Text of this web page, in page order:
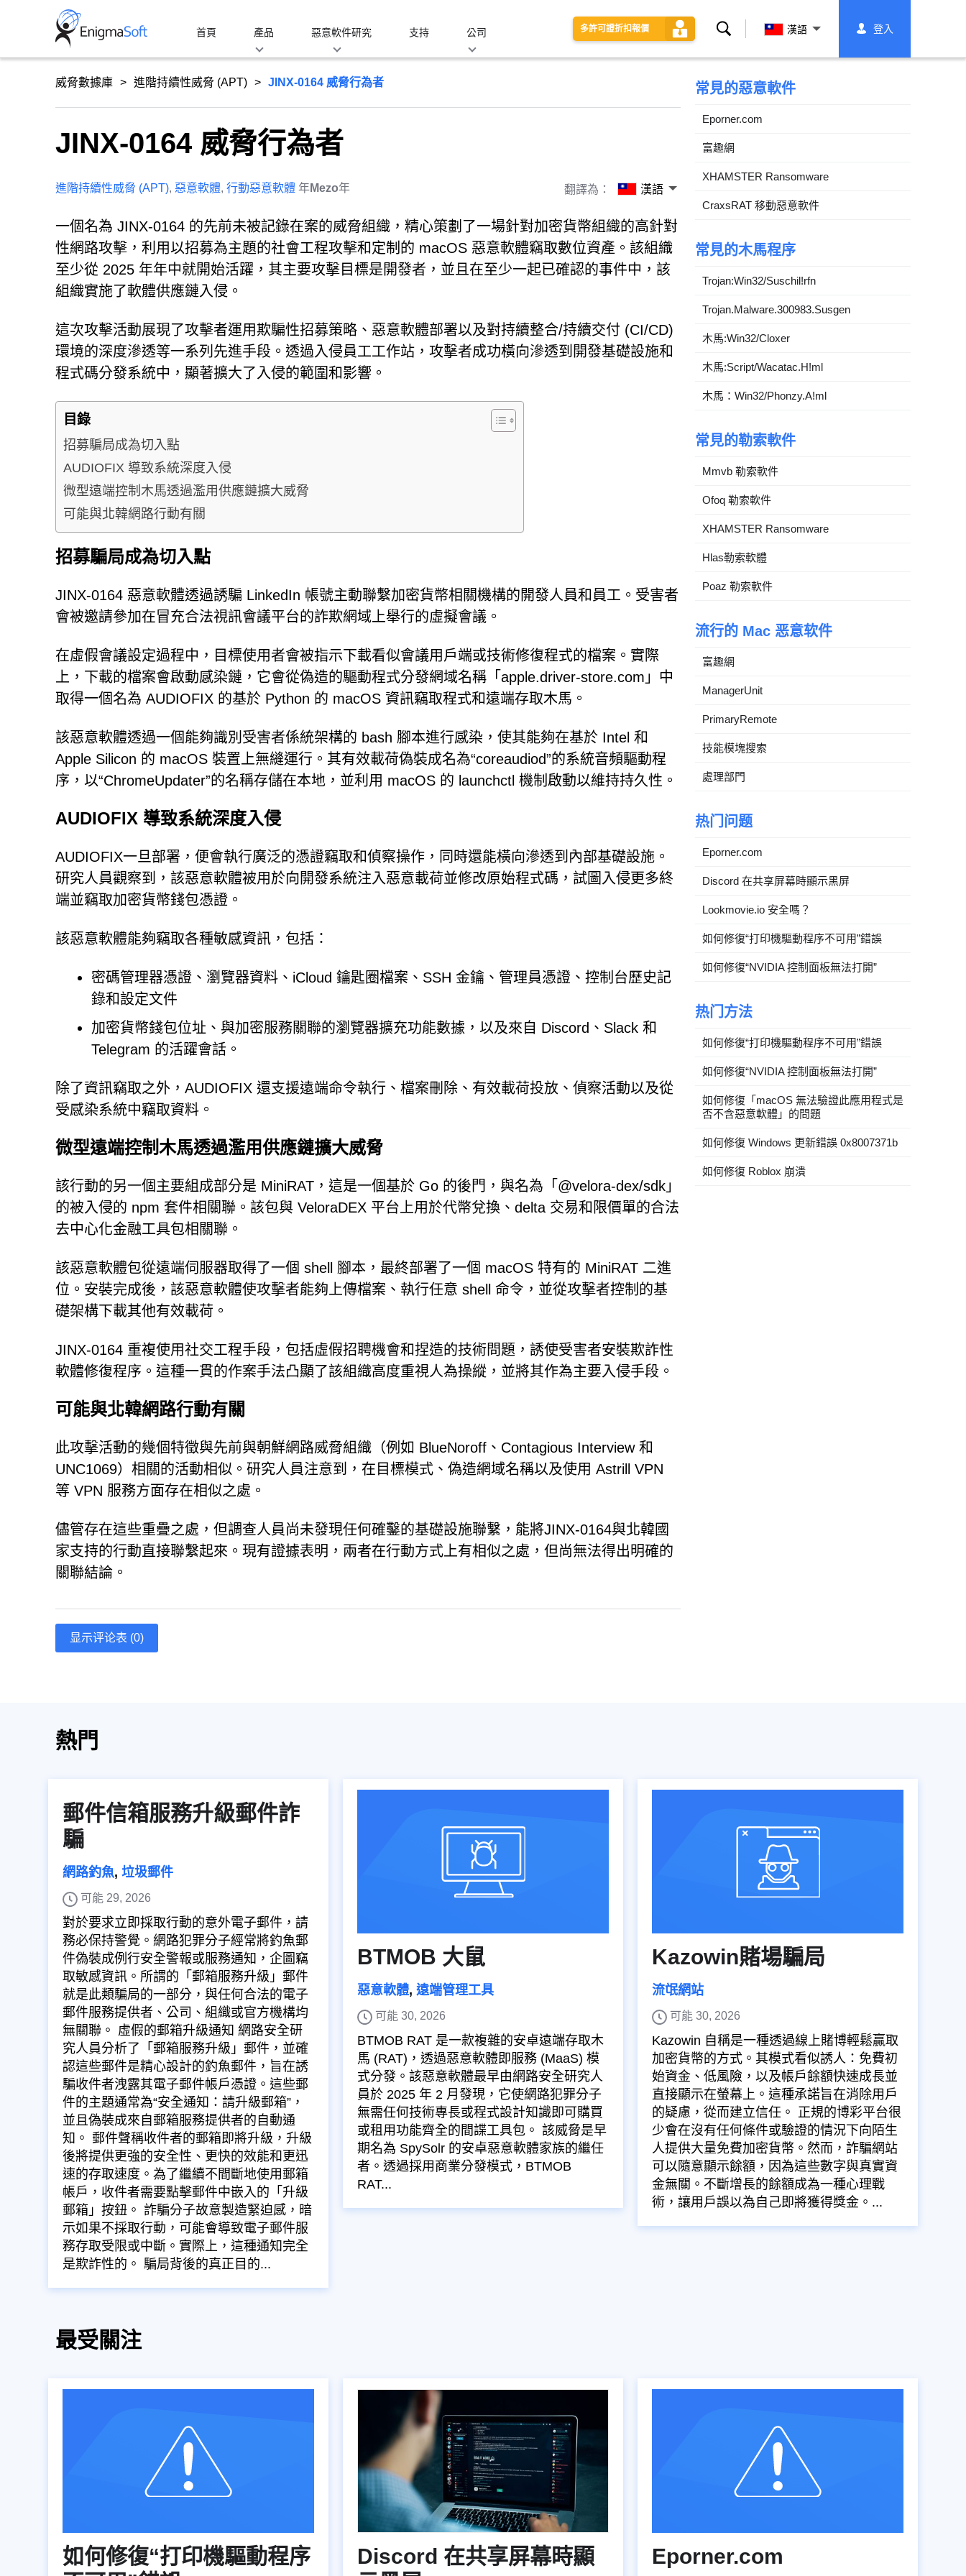
首頁 產品 惡意軟件研究 支持 公司 多許可證折扣報價
搜
漢語 登入
威脅數據庫 進階持續性威脅 (APT) JINX-0164 威脅行為者
JINX-0164 威脅行為者
進階持續性威脅 (APT), 惡意軟體, 行動惡意軟體 年Mezo年 翻譯為： 漢語
一個名為 JINX-0164 的先前未被記錄在案的威脅組織，精心策劃了一場針對加密貨幣組織的高針對
性網路攻擊，利用以招募為主題的社會工程攻擊和定制的 macOS 惡意軟體竊取數位資產。該組織
至少從 2025 年年中就開始活躍，其主要攻擊目標是開發者，並且在至少一起已確認的事件中，該
組織實施了軟體供應鏈入侵。
這次攻擊活動展現了攻擊者運用欺騙性招募策略、惡意軟體部署以及對持續整合/持續交付 (CI/CD)
環境的深度滲透等一系列先進手段。透過入侵員工工作站，攻擊者成功橫向滲透到開發基礎設施和
程式碼分發系統中，顯著擴大了入侵的範圍和影響。
目錄
招募騙局成為切入點
AUDIOFIX 導致系統深度入侵
微型遠端控制木馬透過濫用供應鏈擴大威脅
可能與北韓網路行動有關
招募騙局成為切入點
JINX-0164 惡意軟體透過誘騙 LinkedIn 帳號主動聯繫加密貨幣相關機構的開發人員和員工。受害者
會被邀請參加在冒充合法視訊會議平台的詐欺網域上舉行的虛擬會議。
在虛假會議設定過程中，目標使用者會被指示下載看似會議用戶端或技術修復程式的檔案。實際
上，下載的檔案會啟動感染鏈，它會從偽造的驅動程式分發網域名稱「apple.driver-store.com」中
取得一個名為 AUDIOFIX 的基於 Python 的 macOS 資訊竊取程式和遠端存取木馬。
該惡意軟體透過一個能夠識別受害者係統架構的 bash 腳本進行感染，使其能夠在基於 Intel 和
Apple Silicon 的 macOS 裝置上無縫運行。其有效載荷偽裝成名為“coreaudiod”的系統音頻驅動程
序，以“ChromeUpdater”的名稱存儲在本地，並利用 macOS 的 launchctl 機制啟動以維持持久性。
AUDIOFIX 導致系統深度入侵
AUDIOFIX一旦部署，便會執行廣泛的憑證竊取和偵察操作，同時還能橫向滲透到內部基礎設施。
研究人員觀察到，該惡意軟體被用於向開發系統注入惡意載荷並修改原始程式碼，試圖入侵更多終
端並竊取加密貨幣錢包憑證。
該惡意軟體能夠竊取各種敏感資訊，包括：
密碼管理器憑證、瀏覽器資料、iCloud 鑰匙圈檔案、SSH 金鑰、管理員憑證、控制台歷史記
錄和設定文件
加密貨幣錢包位址、與加密服務關聯的瀏覽器擴充功能數據，以及來自 Discord、Slack 和
Telegram 的活躍會話。
除了資訊竊取之外，AUDIOFIX 還支援遠端命令執行、檔案刪除、有效載荷投放、偵察活動以及從
受感染系統中竊取資料。
微型遠端控制木馬透過濫用供應鏈擴大威脅
該行動的另一個主要組成部分是 MiniRAT，這是一個基於 Go 的後門，與名為「@velora-dex/sdk」
的被入侵的 npm 套件相關聯。該包與 VeloraDEX 平台上用於代幣兌換、delta 交易和限價單的合法
去中心化金融工具包相關聯。
該惡意軟體包從遠端伺服器取得了一個 shell 腳本，最終部署了一個 macOS 特有的 MiniRAT 二進
位。安裝完成後，該惡意軟體使攻擊者能夠上傳檔案、執行任意 shell 命令，並從攻擊者控制的基
礎架構下載其他有效載荷。
JINX-0164 重複使用社交工程手段，包括虛假招聘機會和捏造的技術問題，誘使受害者安裝欺詐性
軟體修復程序。這種一貫的作案手法凸顯了該組織高度重視人為操縱，並將其作為主要入侵手段。
可能與北韓網路行動有關
此攻擊活動的幾個特徵與先前與朝鮮網路威脅組織（例如 BlueNoroff、Contagious Interview 和
UNC1069）相關的活動相似。研究人員注意到，在目標模式、偽造網域名稱以及使用 Astrill VPN
等 VPN 服務方面存在相似之處。
儘管存在這些重疊之處，但調查人員尚未發現任何確鑿的基礎設施聯繫，能將JINX-0164與北韓國
家支持的行動直接聯繫起來。現有證據表明，兩者在行動方式上有相似之處，但尚無法得出明確的
關聯結論。
显示评论表 (0)
常見的惡意軟件
Eporner.com
富趣網
XHAMSTER Ransomware
CraxsRAT 移動惡意軟件
常見的木馬程序
Trojan:Win32/Suschil!rfn
Trojan.Malware.300983.Susgen
木馬:Win32/Cloxer
木馬:Script/Wacatac.H!ml
木馬：Win32/Phonzy.A!ml
常見的勒索軟件
Mmvb 勒索軟件
Ofoq 勒索軟件
XHAMSTER Ransomware
Hlas勒索軟體
Poaz 勒索軟件
流行的 Mac 恶意软件
富趣網
ManagerUnit
PrimaryRemote
技能模塊搜索
處理部門
热门问题
Eporner.com
Discord 在共享屏幕時顯示黑屏
Lookmovie.io 安全嗎？
如何修復“打印機驅動程序不可用”錯誤
如何修復“NVIDIA 控制面板無法打開”
热门方法
如何修復“打印機驅動程序不可用”錯誤
如何修復“NVIDIA 控制面板無法打開”
如何修復「macOS 無法驗證此應用程式是
否不含惡意軟體」的問題
如何修復 Windows 更新錯誤 0x8007371b
如何修復 Roblox 崩潰
熱門
郵件信箱服務升級郵件詐
騙
網路釣魚, 垃圾郵件
可能 29, 2026
對於要求立即採取行動的意外電子郵件，請
務必保持警覺。網路犯罪分子經常將釣魚郵
件偽裝成例行安全警報或服務通知，企圖竊
取敏感資訊。所謂的「郵箱服務升級」郵件
就是此類騙局的一部分，與任何合法的電子
郵件服務提供者、公司、組織或官方機構均
無關聯。 虛假的郵箱升級通知 網路安全研
究人員分析了「郵箱服務升級」郵件，並確
認這些郵件是精心設計的釣魚郵件，旨在誘
騙收件者洩露其電子郵件帳戶憑證。這些郵
件的主題通常為“安全通知：請升級郵箱”，
並且偽裝成來自郵箱服務提供者的自動通
知。 郵件聲稱收件者的郵箱即將升級，升級
後將提供更強的安全性、更快的效能和更迅
速的存取速度。為了繼續不間斷地使用郵箱
帳戶，收件者需要點擊郵件中嵌入的「升級
郵箱」按鈕。 詐騙分子故意製造緊迫感，暗
示如果不採取行動，可能會導致電子郵件服
務存取受限或中斷。實際上，這種通知完全
是欺詐性的。 騙局背後的真正目的...
BTMOB 大鼠
惡意軟體, 遠端管理工具
可能 30, 2026
BTMOB RAT 是一款複雜的安卓遠端存取木
馬 (RAT)，透過惡意軟體即服務 (MaaS) 模
式分發。該惡意軟體最早由網路安全研究人
員於 2025 年 2 月發現，它使網路犯罪分子
無需任何技術專長或程式設計知識即可購買
或租用功能齊全的間諜工具包。 該威脅是早
期名為 SpySolr 的安卓惡意軟體家族的繼任
者。透過採用商業分發模式，BTMOB
RAT...
Kazowin賭場騙局
流氓網站
可能 30, 2026
Kazowin 自稱是一種透過線上賭博輕鬆贏取
加密貨幣的方式。其模式看似誘人：免費初
始資金、低風險，以及帳戶餘額快速成長並
直接顯示在螢幕上。這種承諾旨在消除用戶
的疑慮，從而建立信任。 正規的博彩平台很
少會在沒有任何條件或驗證的情況下向陌生
人提供大量免費加密貨幣。然而，詐騙網站
可以隨意顯示餘額，因為這些數字與真實資
金無關。不斷增長的餘額成為一種心理戰
術，讓用戶誤以為自己即將獲得獎金。...
最受關注
如何修復“打印機驅動程序
Discord 在共享屏幕時顯
Eporner.com